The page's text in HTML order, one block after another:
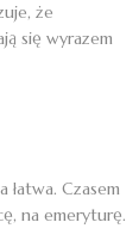
że
się wyrazem
Czasem
na emeryturę.